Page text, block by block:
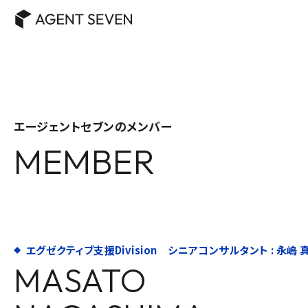
エージェントセブンのメンバー
MEMBER
エグゼクティブ支援Division シニアコンサルタント : 永嶋
MASATO